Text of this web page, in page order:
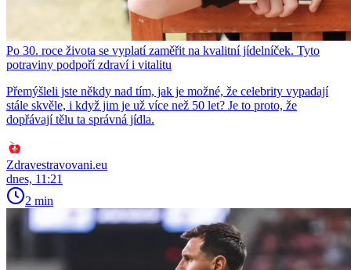
Po 30. roce života se vyplatí zaměřit na kvalitní jídelníček. Tyto
potraviny podpoří zdraví i vitalitu
Přemýšleli jste někdy nad tím, jak je možné, že celebrity vypadají
stále skvěle, i když jim je už více než 50 let? Je to proto, že
dopřávají tělu ta správná jídla.
Zdravestravovani.eu
dnes, 11:21
2 min